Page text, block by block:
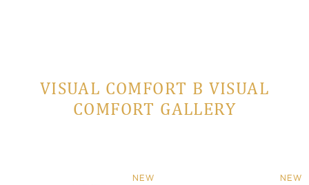
VISUAL COMFORT В VISUAL
COMFORT GALLERY
NEW NEW